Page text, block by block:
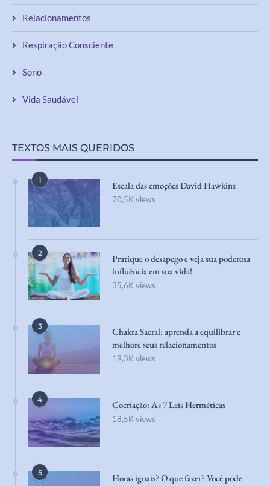
Relacionamentos
Respiração Consciente
Sono
Vida Saudável
TEXTOS MAIS QUERIDOS
1 Escala das emoções David Hawkins
70,5K views
2
Pratique o desapego e veja sua poderosa
influência em sua vida!
35,6K views
3
Chakra Sacral: aprenda a equilibrar e
melhore seus relacionamentos
19,3K views
4 Cocriação: As 7 Leis Herméticas
18,5K views
5
Horas iguais? O que fazer? Você pode